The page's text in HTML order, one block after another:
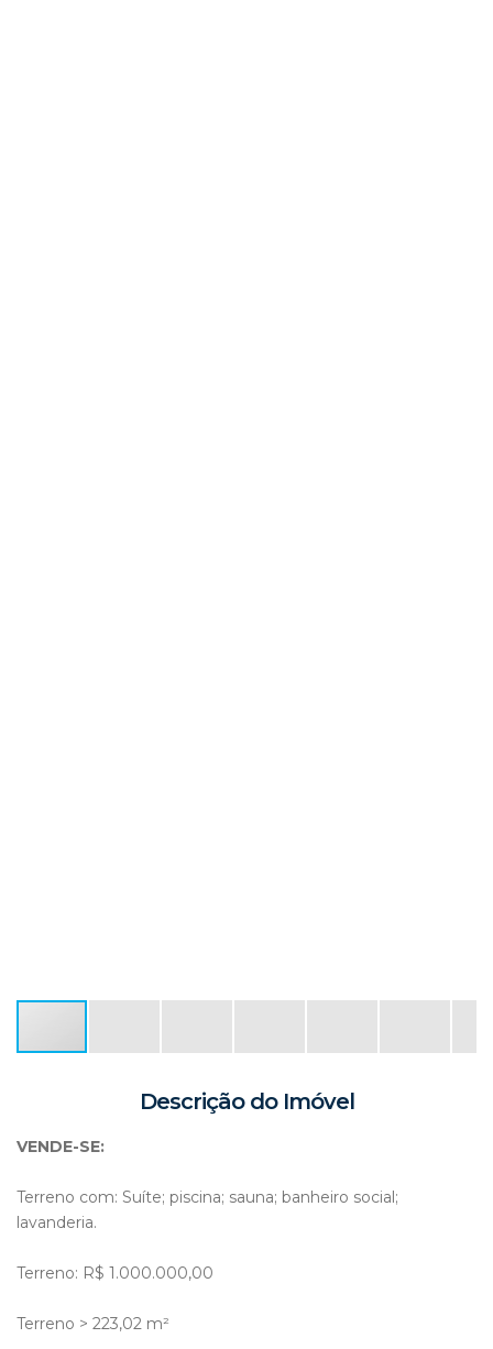
Descrição do Imóvel
VENDE-SE:
Terreno com: Suíte; piscina; sauna; banheiro social;
lavanderia.
Terreno: R$ 1.000.000,00
Terreno > 223,02 m²